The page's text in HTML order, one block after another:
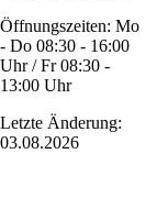
Öffnungszeiten: Mo
- Do 08:30 - 16:00
Uhr / Fr 08:30 -
13:00 Uhr
Letzte Änderung:
03.08.2026